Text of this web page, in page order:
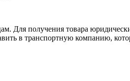
Для получения товара
в транспортную компанию,